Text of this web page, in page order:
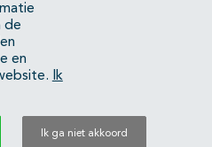
40483480
de
en
Ik
Ik ga niet akkoord